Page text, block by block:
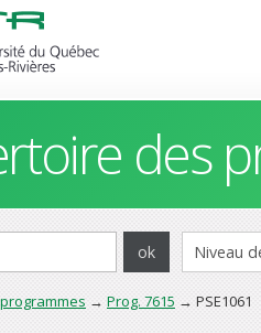
des
→ Prog. 7615 → PSE1061